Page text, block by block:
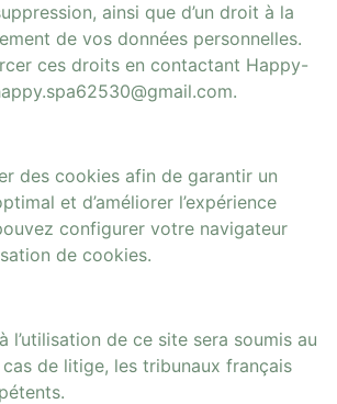
ainsi que d’un droit à la
de vos données personnelles.
ces droits en contactant Happy-
des cookies afin de garantir un
et d’améliorer l’expérience
configurer votre navigateur
de cookies.
l’utilisation de ce site sera soumis au
de litige, les tribunaux français